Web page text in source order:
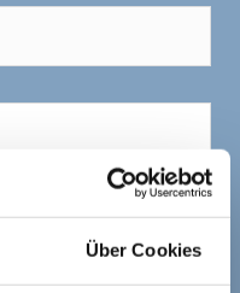
Über Cookies